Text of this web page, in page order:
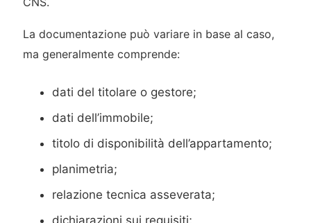
La documentazione può variare in base al caso,
ma generalmente comprende:
dati del titolare o gestore;
dati dell’immobile;
titolo di disponibilità dell’appartamento;
planimetria;
relazione tecnica asseverata;